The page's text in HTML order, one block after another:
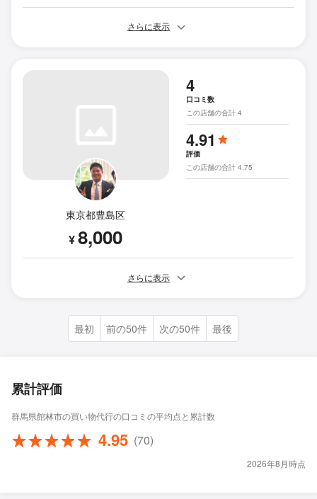
さらに表示
東京都豊島区
¥8,000
4
口コミ数
この店舗の合計 4
4.91
評価
この店舗の合計 4.75
さらに表示
最初 前の50件 次の50件 最後
累計評価
群馬県館林市の買い物代行の口コミの平均点と累計数
4.95 (70)
2026年8月時点